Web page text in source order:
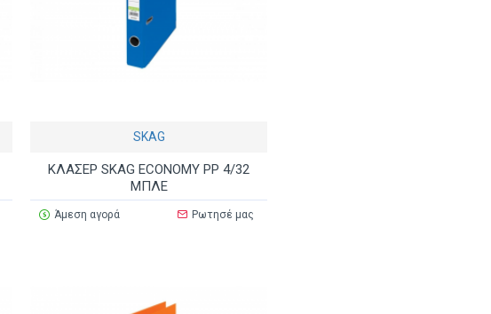
SKAG
ΚΛΑΣΕΡ SKAG ECONOMY PP 4/32
ΜΠΛΕ
Άμεση αγορά Ρωτησέ μας